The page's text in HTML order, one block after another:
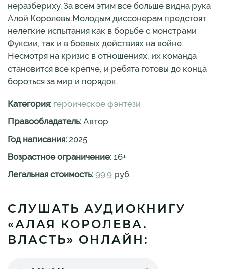
неразбериху. За всем этим все больше видна рука
Алой Королевы.Молодым диссонерам предстоят
нелегкие испытания как в борьбе с монстрами
Фуксии, так и в боевых действиях на войне.
Несмотря на кризис в отношениях, их команда
становится все крепче, и ребята готовы до конца
бороться за мир и порядок.
Категория: героическое фэнтези
Правообладатель: Автор
Год написания: 2025
Возрастное ограничение: 16+
Легальная стоимость: 99.9 руб.
СЛУШАТЬ АУДИОКНИГУ
«АЛАЯ КОРОЛЕВА.
ВЛАСТЬ» ОНЛАЙН: